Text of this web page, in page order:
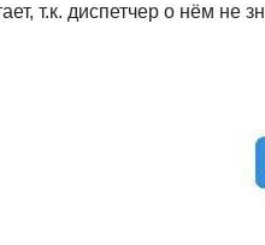
т.к. диспетчер о нём не